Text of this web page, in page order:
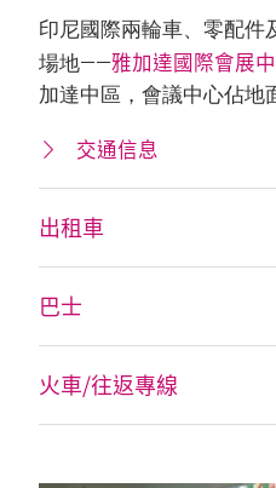
印尼國際兩輪車、零配件
場地——雅加達國際會展
加達中區，會議中心佔地
交通信息
出租車
巴士
火車/往返專線